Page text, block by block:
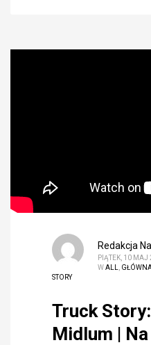
Redakcja
PIĄTEK, 10 MAJ
WALL
STORY
Truck
Midlum |